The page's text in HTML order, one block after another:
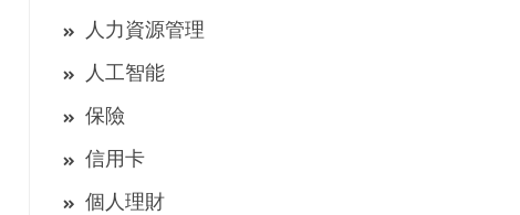
人力資源管理
人工智能
保險
信用卡
個人理財